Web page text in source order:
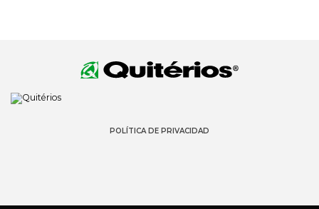
POLÍTICA DE PRIVACIDAD